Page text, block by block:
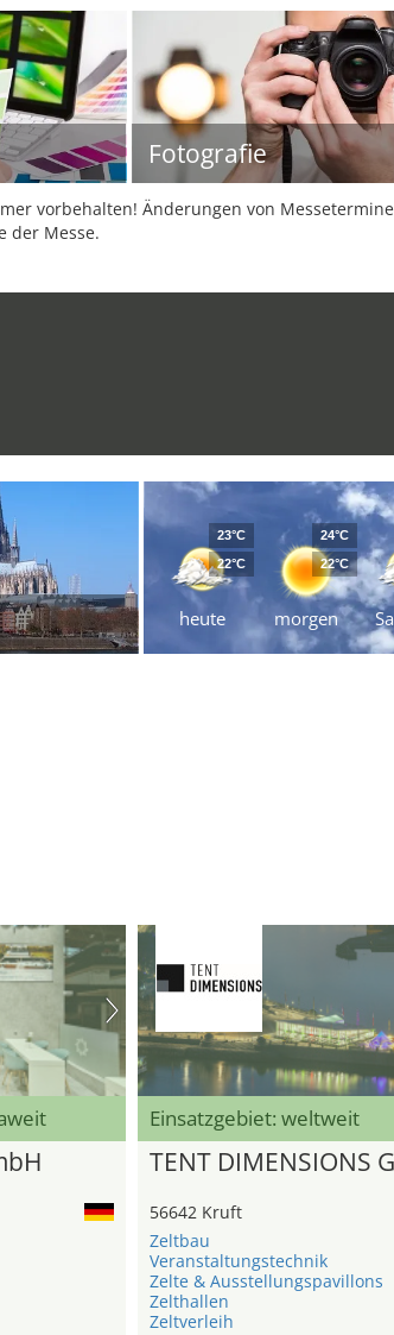
Fotografie
vorbehalten! Änderungen von
der Messe.
heute
23°C
22°C
morgen
24°C
22°C
Einsatzgebiet: weltweit
TENT DIMENSIONS
56642 Kruft
Zeltbau
Veranstaltungstechnik
Zelte & Ausstellungspavillons
Zelthallen
Zeltverleih